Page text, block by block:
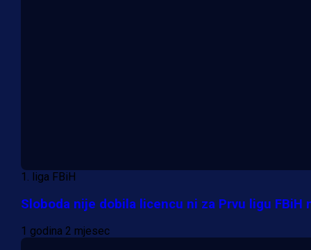
1. liga FBiH
Sloboda nije dobila licencu ni za Prvu ligu FBiH
1 godina 2 mjesec